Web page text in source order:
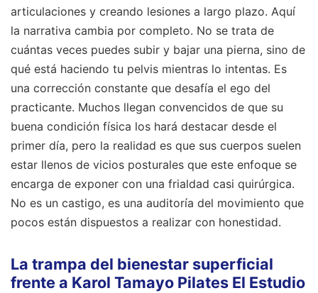
articulaciones y creando lesiones a largo plazo. Aquí
la narrativa cambia por completo. No se trata de
cuántas veces puedes subir y bajar una pierna, sino de
qué está haciendo tu pelvis mientras lo intentas. Es
una corrección constante que desafía el ego del
practicante. Muchos llegan convencidos de que su
buena condición física los hará destacar desde el
primer día, pero la realidad es que sus cuerpos suelen
estar llenos de vicios posturales que este enfoque se
encarga de exponer con una frialdad casi quirúrgica.
No es un castigo, es una auditoría del movimiento que
pocos están dispuestos a realizar con honestidad.
La trampa del bienestar superficial
frente a Karol Tamayo Pilates El Estudio